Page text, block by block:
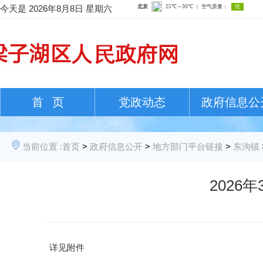
今天是 2026年8月8日 星期六
首 页 党政动态 政府信息公
当前位置 :首页 > 政府信息公开 > 地方部门平台链接 > 东沟镇
2026
详见附件